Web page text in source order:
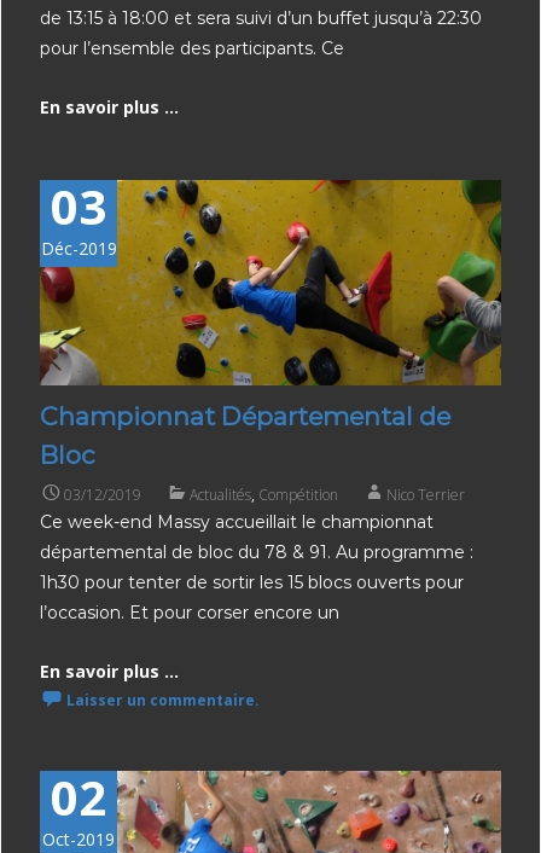
de 13:15 à 18:00 et sera suivi d’un buffet jusqu’à 22:30
pour l’ensemble des participants. Ce
En savoir plus ...
03
Déc-2019
Championnat Départemental de
Bloc
03/12/2019 Actualités, Compétition Nico Terrier
Ce week-end Massy accueillait le championnat
départemental de bloc du 78 & 91. Au programme :
1h30 pour tenter de sortir les 15 blocs ouverts pour
l’occasion. Et pour corser encore un
En savoir plus ...
Laisser un commentaire.
02
Oct-2019